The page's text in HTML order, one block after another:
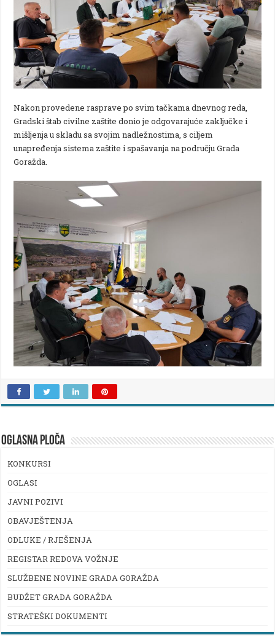
Nakon provedene rasprave po svim tačkama dnevnog reda,
Gradski štab civilne zaštite donio je odgovarajuće zaključke i
mišljenja u skladu sa svojim nadležnostima, s ciljem
unapređenja sistema zaštite i spašavanja na području Grada
Goražda.
OGLASNA PLOČA
KONKURSI
OGLASI
JAVNI POZIVI
OBAVJEŠTENJA
ODLUKE / RJEŠENJA
REGISTAR REDOVA VOŽNJE
SLUŽBENE NOVINE GRADA GORAŽDA
BUDŽET GRADA GORAŽDA
STRATEŠKI DOKUMENTI